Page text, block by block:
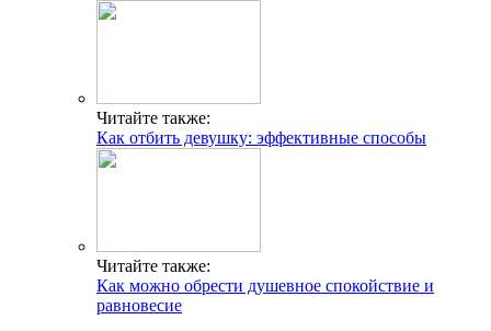
Читайте также:
Как отбить девушку: эффективные способы
Читайте также:
Как можно обрести душевное спокойствие и
равновесие